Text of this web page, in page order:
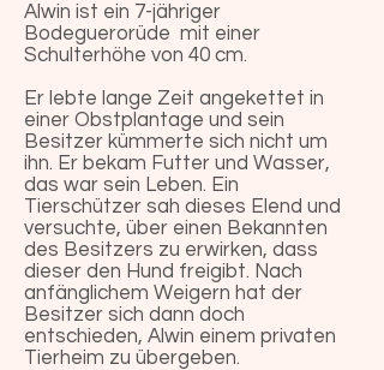
Alwin ist ein 7-jähriger
Bodeguerorüde mit einer
Schulterhöhe von 40 cm.
Er lebte lange Zeit angekettet in
einer Obstplantage und sein
Besitzer kümmerte sich nicht um
ihn. Er bekam Futter und Wasser,
das war sein Leben. Ein
Tierschützer sah dieses Elend und
versuchte, über einen Bekannten
des Besitzers zu erwirken, dass
dieser den Hund freigibt. Nach
anfänglichem Weigern hat der
Besitzer sich dann doch
entschieden, Alwin einem privaten
Tierheim zu übergeben.